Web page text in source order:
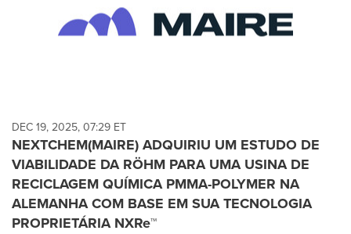
DEC 19, 2025, 07:29 ET
NEXTCHEM(MAIRE) ADQUIRIU UM ESTUDO DE
VIABILIDADE DA RÖHM PARA UMA USINA DE
RECICLAGEM QUÍMICA PMMA-POLYMER NA
ALEMANHA COM BASE EM SUA TECNOLOGIA
PROPRIETÁRIA NXRe™